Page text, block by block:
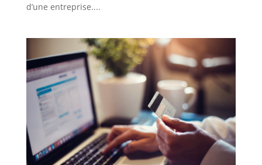
d’une entreprise....